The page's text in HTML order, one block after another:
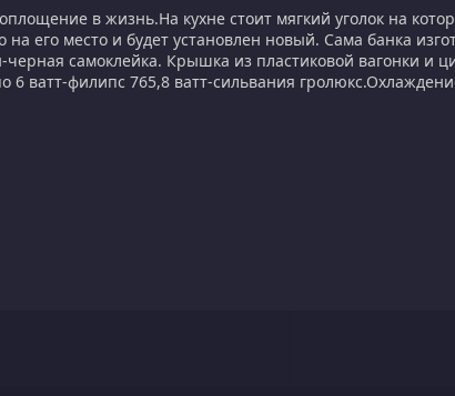
в жизнь.На кухне стоит мягкий уголок на
его место и будет установлен новый. Сама банка
самоклейка. Крышка из пластиковой вагонки и
6 ватт-филипс 765,8 ватт-сильвания